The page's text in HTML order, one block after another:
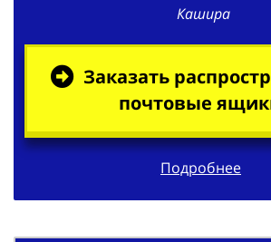
Кашира
Заказать
почтовые
Подробнее